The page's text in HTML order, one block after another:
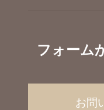
フォーム
お問